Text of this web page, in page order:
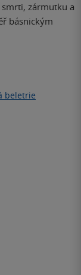
zármutku a
básnickým
beletrie